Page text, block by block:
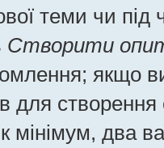
теми чи
Створити
якщо
для
мінімум, два